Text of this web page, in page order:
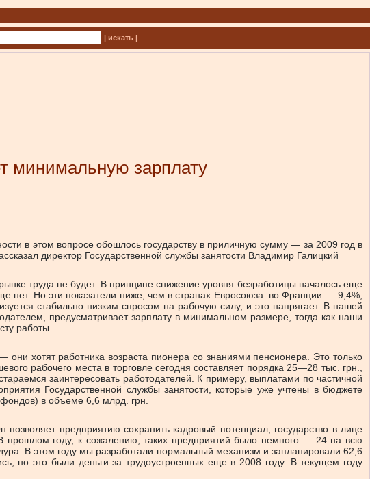
| искать |
минимальную зарплату
в этом вопросе обошлось государству в приличную сумму — за 2009 год в
директор Государственной службы занятости Владимир Галицкий
труда не будет. В принципе снижение уровня безработицы началось еще
нет. Но эти показатели ниже, чем в странах Евросоюза: во Франции — 9,4%,
стабильно низким спросом на рабочую силу, и это напрягает. В нашей
предусматривает зарплату в минимальном размере, тогда как наши
работы.
хотят работника возраста пионера со знаниями пенсионера. Это только
рабочего места в торговле сегодня составляет порядка 25—28 тыс. грн.,
заинтересовать работодателей. К примеру, выплатами по частичной
Государственной службы занятости, которые уже учтены в бюджете
в объеме 6,6 млрд. грн.
предприятию сохранить кадровый потенциал, государство в лице
прошлом году, к сожалению, таких предприятий было немного — 24 на всю
В этом году мы разработали нормальный механизм и запланировали 62,6
но это были деньги за трудоустроенных еще в 2008 году. В текущем году